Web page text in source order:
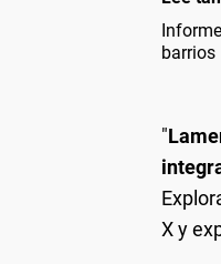
barrios
"
X y